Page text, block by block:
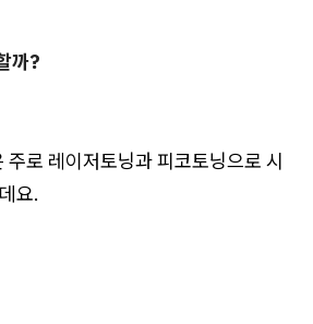
까?
주로 레이저토닝과 피코토닝으로 시
요.